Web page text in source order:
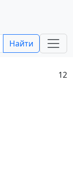
Найти
12